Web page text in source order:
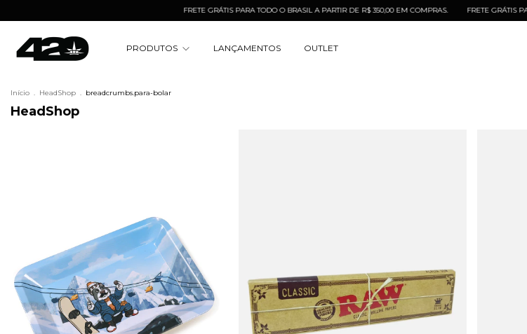
FRETE GRÁTIS PARA TODO O BRASIL A PARTIR DE R$ 350,00 EM COMPRAS. FRETE GRÁTIS PARA
PRODUTOS LANÇAMENTOS OUTLET
Início . HeadShop . breadcrumbs.para-bolar
HeadShop